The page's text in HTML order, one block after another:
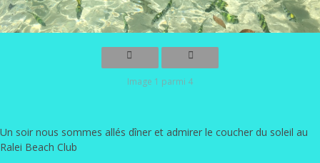
Image 1 parmi 4
Un soir nous sommes allés dîner et admirer le coucher du soleil au
Ralei Beach Club